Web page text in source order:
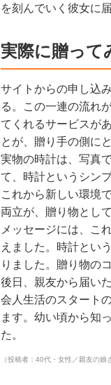
を刻んでいく彼女に
実際に贈って
サイトからの申し込
る。この一連の流れ
てくれるサービスが
とが、贈り手の側に
実物の時計は、写真
て、時計というシン
これから新しい環境
両立が、贈り物とし
メッセージには、こ
えました。時計とい
りました。贈り物の
後日、親友から届い
会人生活のスタート
ます。幼い頃から知
た。
（投稿者：40代・女性／親友の娘